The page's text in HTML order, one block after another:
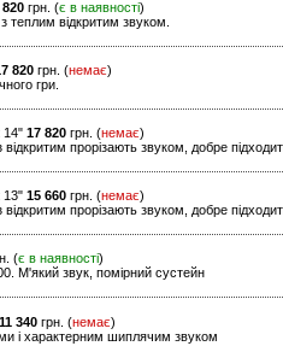
820 грн. (є в наявності)
теплим відкритим звуком.
820 грн. (немає)
гри.
14" 17 820 грн. (немає)
прорізають звуком, добре
13" 15 660 грн. (немає)
прорізають звуком, добре
(є в наявності)
М'який звук, помірний сустейн
11 340 грн. (немає)
і характерним шиплячим звуком